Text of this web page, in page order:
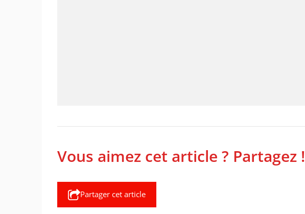
Vous aimez cet article ? Partagez !
Partager cet article